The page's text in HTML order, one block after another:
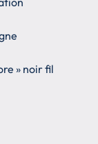
» noir fil